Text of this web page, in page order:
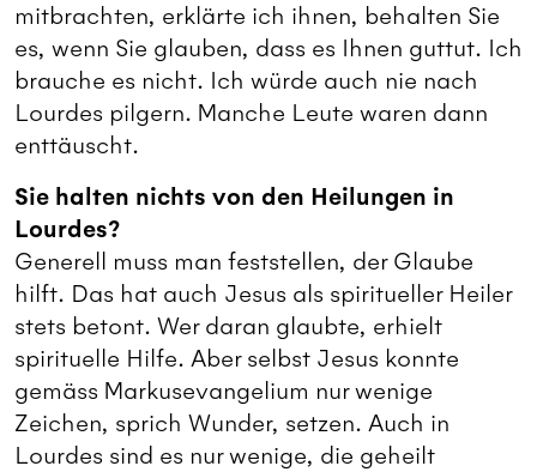
mitbrachten, erklärte ich ihnen, behalten Sie
es, wenn Sie glauben, dass es Ihnen guttut. Ich
brauche es nicht. Ich würde auch nie nach
Lourdes pilgern. Manche Leute waren dann
enttäuscht.
Sie halten nichts von den Heilungen in
Lourdes?
Generell muss man feststellen, der Glaube
hilft. Das hat auch Jesus als spiritueller Heiler
stets betont. Wer daran glaubte, erhielt
spirituelle Hilfe. Aber selbst Jesus konnte
gemäss Markusevangelium nur wenige
Zeichen, sprich Wunder, setzen. Auch in
Lourdes sind es nur wenige, die geheilt